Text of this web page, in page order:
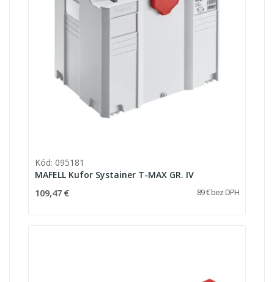
Kód: 095181
MAFELL Kufor Systainer T-MAX GR. IV
109,47 € 89 € bez DPH